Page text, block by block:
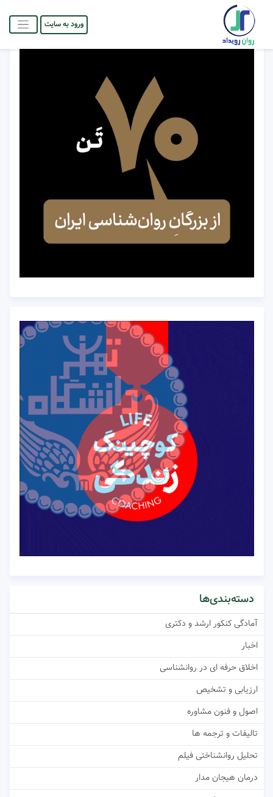
ورود به سایت
دسته‌بندی‌ها
آمادگی کنکور ارشد و دکتری
اخبار
اخلاق حرفه ای در روانشناسی
ارزیابی و تشخیص
اصول و فنون مشاوره
تالیفات و ترجمه ها
تحلیل روانشناختی فیلم
درمان هیجان مدار